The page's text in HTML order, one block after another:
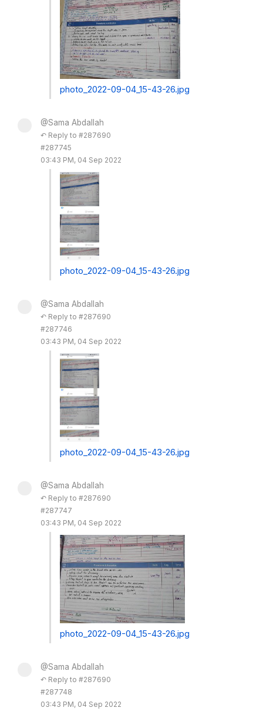
photo_2022-09-04_15-43-26.jpg
@Sama Abdallah
↶ Reply to #287690
#287745
03:43 PM, 04 Sep 2022
photo_2022-09-04_15-43-26.jpg
@Sama Abdallah
↶ Reply to #287690
#287746
03:43 PM, 04 Sep 2022
photo_2022-09-04_15-43-26.jpg
@Sama Abdallah
↶ Reply to #287690
#287747
03:43 PM, 04 Sep 2022
photo_2022-09-04_15-43-26.jpg
@Sama Abdallah
↶ Reply to #287690
#287748
03:43 PM, 04 Sep 2022